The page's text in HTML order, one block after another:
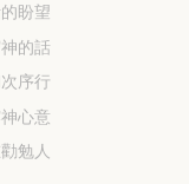
盼望
的話
序行
心意
勉人